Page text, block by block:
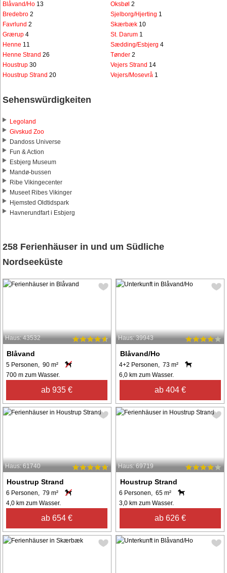
Blåvand/Ho 13
Bredebro 2
Favrlund 2
Grærup 4
Henne 11
Henne Strand 26
Houstrup 30
Houstrup Strand 20
Oksbøl 2
Sjelborg/Hjerting 1
Skærbæk 10
St. Darum 1
Sædding/Esbjerg 4
Tønder 2
Vejers Strand 14
Vejers/Mosevrå 1
Sehenswürdigkeiten
Legoland
Givskud Zoo
Dandoss Universe
Fun & Action
Esbjerg Museum
Mandø-bussen
Ribe Vikingecenter
Museet Ribes Vikinger
Hjemsted Oldtidspark
Havnerundfart i Esbjerg
258 Ferienhäuser in und um Südliche
Nordseeküste
Haus: 43532
Blåvand
5 Personen, 90 m²
700 m zum Wasser.
ab 935 €
Haus: 39943
Blåvand/Ho
4+2 Personen, 73 m²
6,0 km zum Wasser.
ab 404 €
Haus: 61740
Houstrup Strand
6 Personen, 79 m²
4,0 km zum Wasser.
ab 654 €
Haus: 69719
Houstrup Strand
6 Personen, 65 m²
3,0 km zum Wasser.
ab 626 €